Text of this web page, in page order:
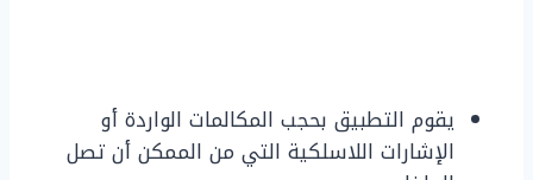
يقوم التطبيق بحجب المكالمات الواردة أو
الإشارات اللاسلكية التي من الممكن أن تصل